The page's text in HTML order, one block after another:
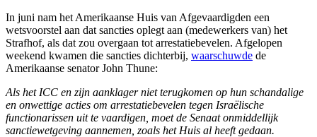
In juni nam het Amerikaanse Huis van Afgevaardigden een
wetsvoorstel aan dat sancties oplegt aan (medewerkers van) het
Strafhof, als dat zou overgaan tot arrestatiebevelen. Afgelopen
weekend kwamen die sancties dichterbij, waarschuwde de
Amerikaanse senator John Thune:
Als het ICC en zijn aanklager niet terugkomen op hun schandalige
en onwettige acties om arrestatiebevelen tegen Israëlische
functionarissen uit te vaardigen, moet de Senaat onmiddellijk
sanctiewetgeving aannemen, zoals het Huis al heeft gedaan.